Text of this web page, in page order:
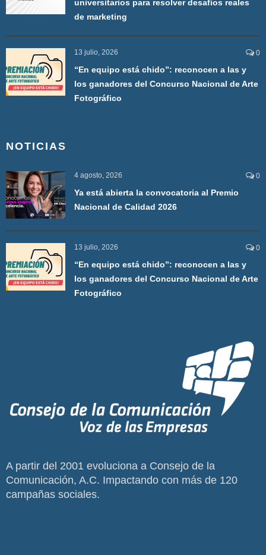
universitarios para resolver desafíos reales
de marketing
13 julio, 2026 0
“En equipo está chido”: reconocen a las y
los ganadores del Concurso Nacional de Arte
Fotográfico
NOTICIAS
4 agosto, 2026 0
Ya está abierta la convocatoria al Premio
Nacional de Calidad 2026
13 julio, 2026 0
“En equipo está chido”: reconocen a las y
los ganadores del Concurso Nacional de Arte
Fotográfico
A partir del 2001 evoluciona a Consejo de la
Comunicación, A.C. Impactando con más de 120
campañas sociales.